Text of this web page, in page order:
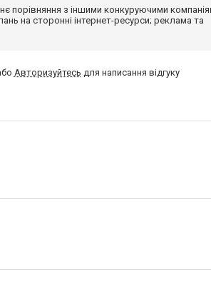
порівняння з іншими конкуруючими
на сторонні інтернет-ресурси; реклама та
Авторизуйтесь для написання відгуку